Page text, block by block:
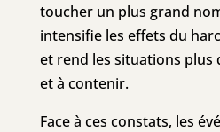
toucher un plus grand
intensifie les effets du
et rend les situations plus
et à contenir.
Face à ces constats, les